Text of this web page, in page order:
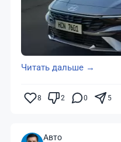
Читать дальше →
8 2 0 5
Авто